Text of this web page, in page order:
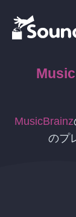
MusicBrainz
のプ